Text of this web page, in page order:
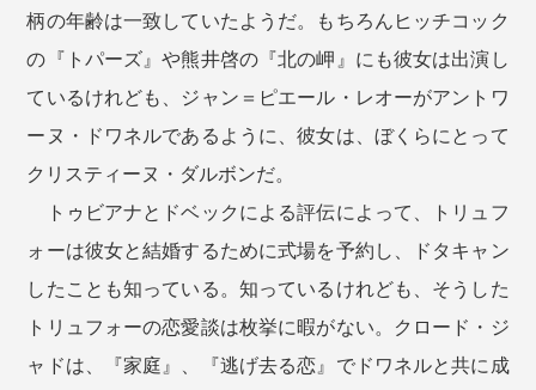
柄の年齢は一致していたようだ。もちろんヒッチコック
の『トパーズ』や熊井啓の『北の岬』にも彼女は出演し
ているけれども、ジャン＝ピエール・レオーがアントワ
ーヌ・ドワネルであるように、彼女は、ぼくらにとって
クリスティーヌ・ダルボンだ。
トゥビアナとドベックによる評伝によって、トリュフ
ォーは彼女と結婚するために式場を予約し、ドタキャン
したことも知っている。知っているけれども、そうした
トリュフォーの恋愛談は枚挙に暇がない。クロード・ジ
ャドは、『家庭』、『逃げ去る恋』でドワネルと共に成